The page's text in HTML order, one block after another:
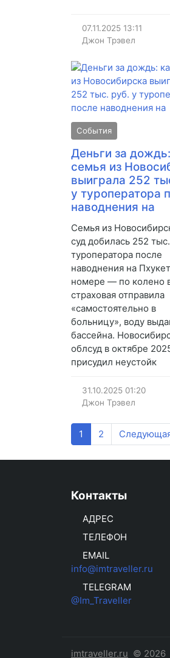
07.11.2025 13:11
Джон Трэвел
События
Деньги за
семья из
выиграла 252
у туроператора
наводнения на
Семья из
суд добилась 252
туроператора после
наводнения на
номере — по колено
страховая отправила
«самостоятельно в
больницу», воду
бассейна.
облсуд в октябре
присудил неустойк
31.10.2025 01:20
Джон Трэвел
1 2
Контакты
АДРЕС
ТЕЛЕФОН
EMAIL
info@imtraveller.ru
TELEGRAM
@Im_Traveller
imtraveller.ru © 2026